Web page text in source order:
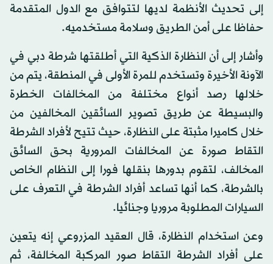
إلى تحديث الأنظمة لديها لتتوافق مع الدول المتقدمة
حفاظا على أمن الطريق وسلامة مستخدميه.
وأشار إلى أن النظارة الذكية التي أطلقتها شرطة دبي في
الآونة الأخيرة وتستخدم للمرة الأولى في المنطقة، يتم من
خلالها رصد أنواع مختلفة من المخالفات الخطرة
والبسيطة عن طريق تصوير السائقين المخالفين من
خلال كاميرا مثبتة على النظارة، حيث تتيح لأفراد الشرطة
التقاط صورة عن المخالفات المرورية بحق السائق
المخالف، لتقوم بدورها بنقلها فورا إلى النظام الخاص
بالشرطة، كما أنها تساعد أفراد الشرطة في التعرف على
السيارات المطلوبة مروريا وجنائيا.
وعن استخدام النظارة، قال العقيد المزروعي إنه يتعين
على أفراد الشرطة التقاط صور المركبة المخالفة، ثم